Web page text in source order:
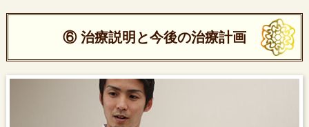
⑥ 治療説明と今後の治療計画